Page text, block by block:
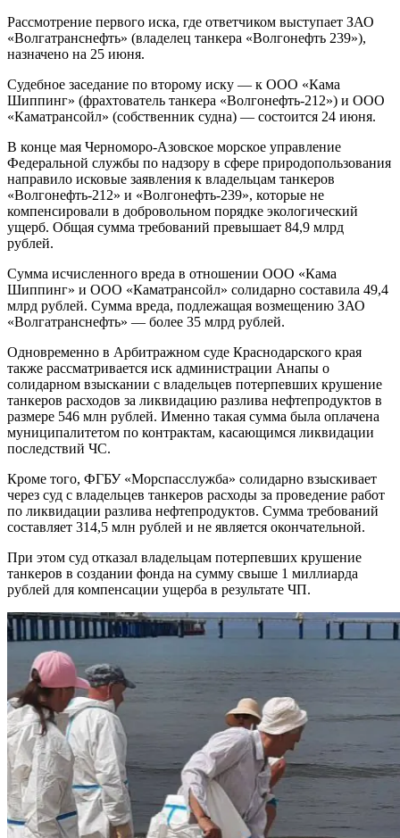
Рассмотрение первого иска, где ответчиком выступает ЗАО
«Волгатранснефть» (владелец танкера «Волгонефть 239»),
назначено на 25 июня.
Судебное заседание по второму иску — к ООО «Кама
Шиппинг» (фрахтователь танкера «Волгонефть-212») и ООО
«Каматрансойл» (собственник судна) — состоится 24 июня.
В конце мая Черноморо-Азовское морское управление
Федеральной службы по надзору в сфере природопользования
направило исковые заявления к владельцам танкеров
«Волгонефть-212» и «Волгонефть-239», которые не
компенсировали в добровольном порядке экологический
ущерб. Общая сумма требований превышает 84,9 млрд
рублей.
Сумма исчисленного вреда в отношении ООО «Кама
Шиппинг» и ООО «Каматрансойл» солидарно составила 49,4
млрд рублей. Сумма вреда, подлежащая возмещению ЗАО
«Волгатранснефть» — более 35 млрд рублей.
Одновременно в Арбитражном суде Краснодарского края
также рассматривается иск администрации Анапы о
солидарном взыскании с владельцев потерпевших крушение
танкеров расходов за ликвидацию разлива нефтепродуктов в
размере 546 млн рублей. Именно такая сумма была оплачена
муниципалитетом по контрактам, касающимся ликвидации
последствий ЧС.
Кроме того, ФГБУ «Морспасслужба» солидарно взыскивает
через суд с владельцев танкеров расходы за проведение работ
по ликвидации разлива нефтепродуктов. Сумма требований
составляет 314,5 млн рублей и не является окончательной.
При этом суд отказал владельцам потерпевших крушение
танкеров в создании фонда на сумму свыше 1 миллиарда
рублей для компенсации ущерба в результате ЧП.